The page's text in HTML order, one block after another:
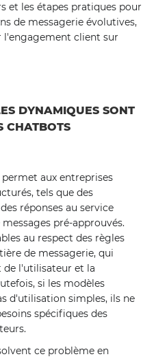
et les étapes pratiques pour
de messagerie évolutives,
client sur
DYNAMIQUES SONT
CHATBOTS
permet aux entreprises
tels que des
réponses au service
pré-approuvés.
au respect des règles
de messagerie, qui
l'utilisateur et la
si les modèles
d'utilisation simples, ils ne
spécifiques des
ce problème en